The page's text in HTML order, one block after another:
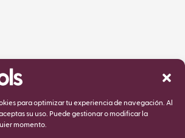
para optimizar tu experiencia de navegación. Al
su uso. Puede gestionar o modificar la
momento.